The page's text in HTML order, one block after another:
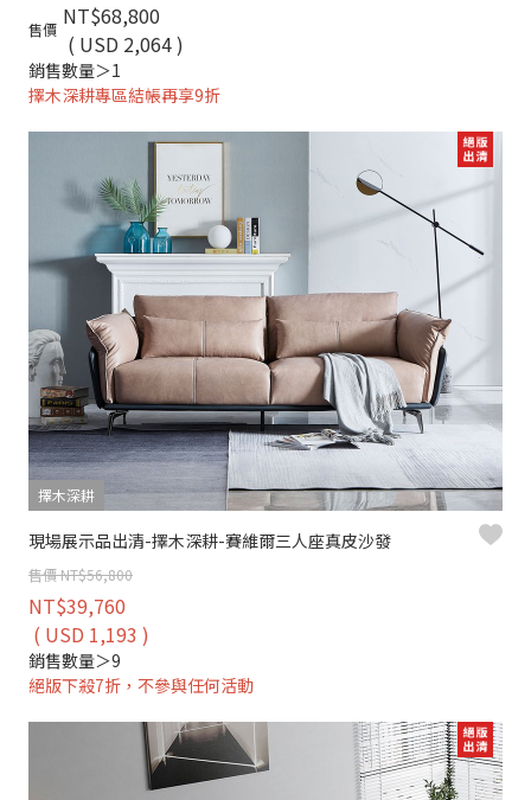
售價 NT$68,800
( USD 2,064 )
銷售數量＞1
擇木深耕專區結帳再享9折
擇木深耕
現場展示品出清-擇木深耕-賽維爾三人座真皮沙發
售價 NT$56,800
NT$39,760
( USD 1,193 )
銷售數量＞9
絕版下殺7折，不參與任何活動